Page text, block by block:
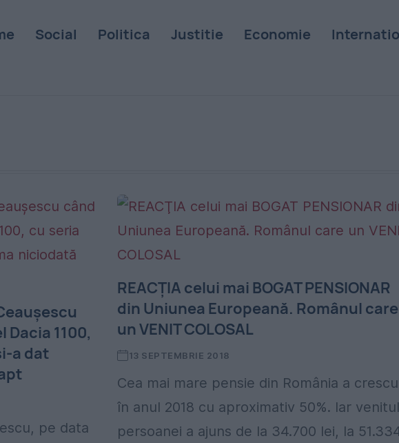
Social Politica Justitie Economie
1100,
a dat
pe data
REACŢIA celui mai BOGAT PENSIONAR
din Uniunea Europeană. Românul care
un VENIT COLOSAL
13 SEPTEMBRIE 2018
Cea mai mare pensie din România a
în anul 2018 cu aproximativ 50%. Iar
persoanei a ajuns de la 34.700 lei, la